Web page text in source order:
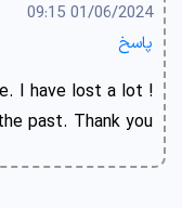
01/06/2024 09:15
پاسخ
I have lost a lot
past. Thank you